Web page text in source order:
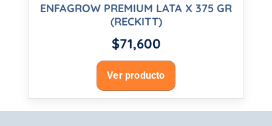
ENFAGROW PREMIUM LATA X 375 GR
(RECKITT)
$71,600
Ver producto